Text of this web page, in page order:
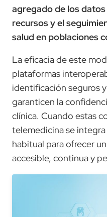
agregado de los
recursos y el
salud en poblaciones
La eficacia de este
plataformas
identificación seguros
garanticen la
clínica. Cuando estas
telemedicina se
habitual para ofrecer
accesible, continua y